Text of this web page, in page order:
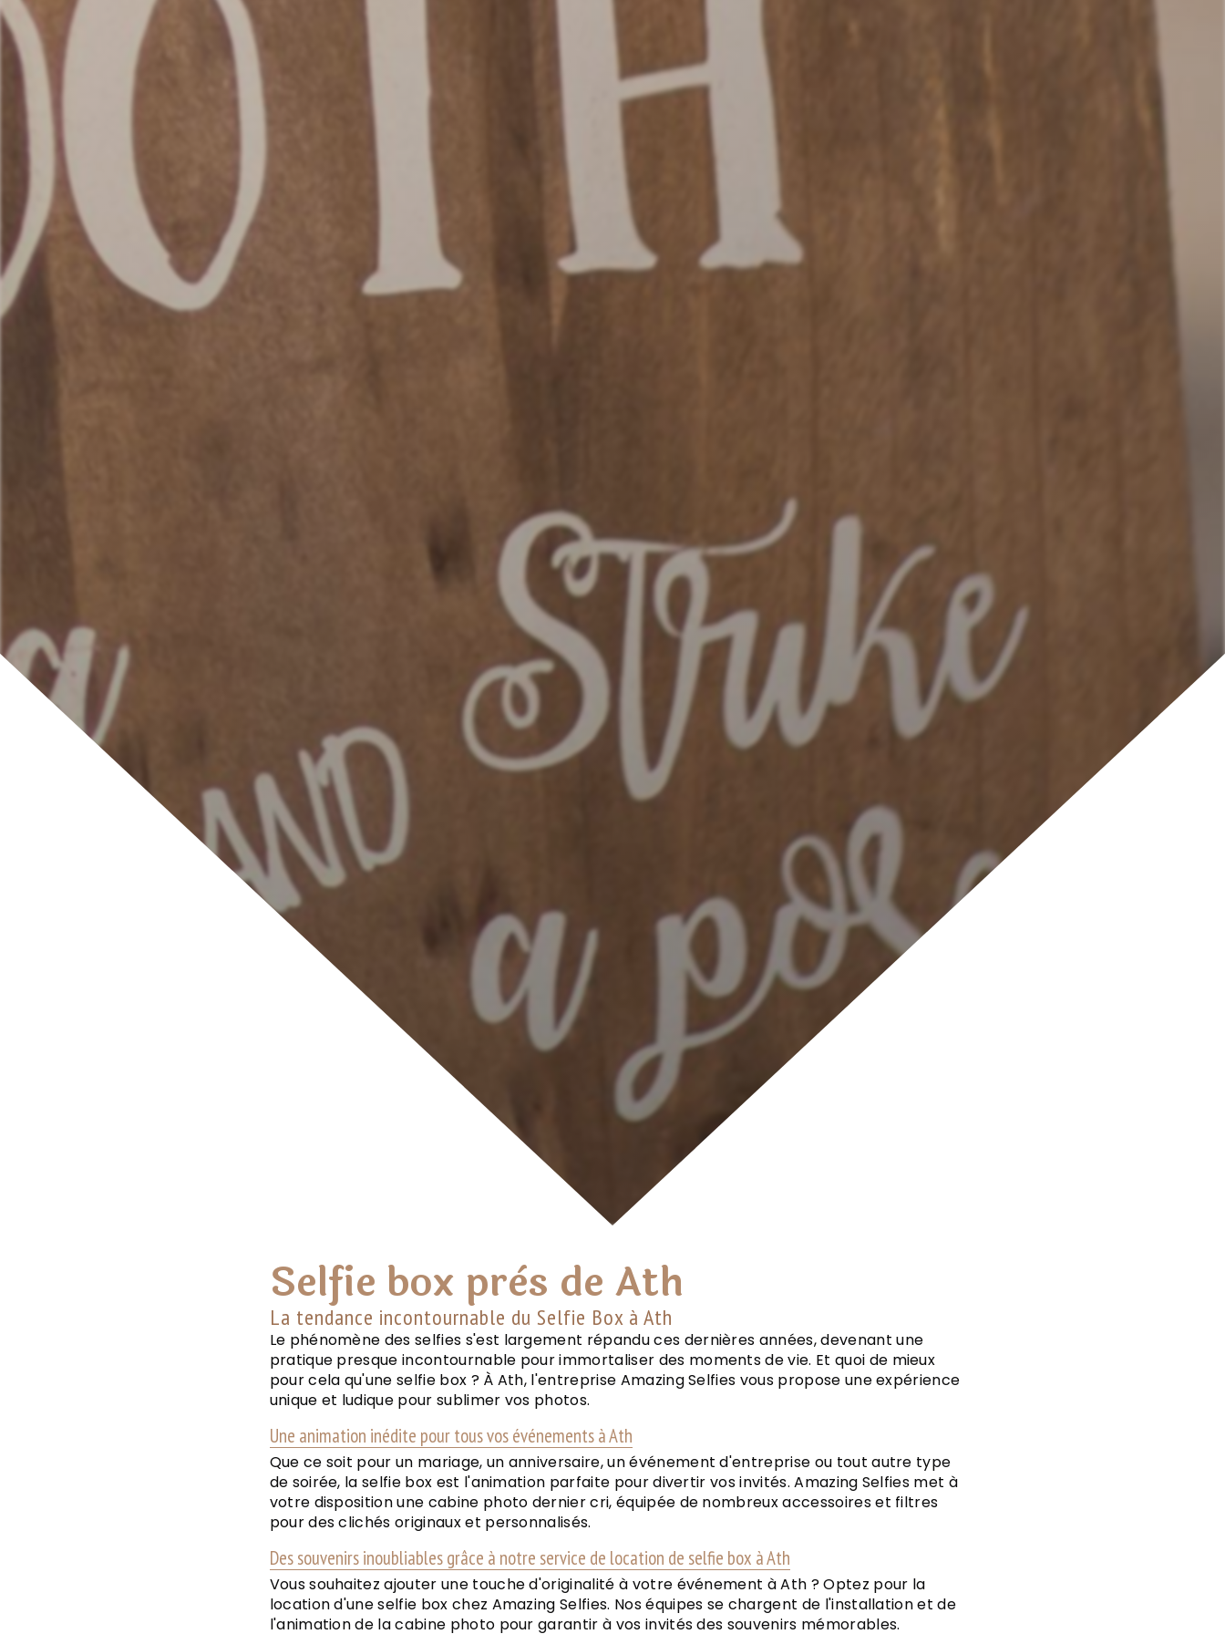
Selfie box près de Ath
La tendance incontournable du Selfie Box à Ath
Le phénomène des selfies s'est largement répandu ces dernières années, devenant une
pratique presque incontournable pour immortaliser des moments de vie. Et quoi de mieux
pour cela qu'une selfie box ? À Ath, l'entreprise Amazing Selfies vous propose une expérience
unique et ludique pour sublimer vos photos.
Une animation inédite pour tous vos événements à Ath
Que ce soit pour un mariage, un anniversaire, un événement d'entreprise ou tout autre type
de soirée, la selfie box est l'animation parfaite pour divertir vos invités. Amazing Selfies met à
votre disposition une cabine photo dernier cri, équipée de nombreux accessoires et filtres
pour des clichés originaux et personnalisés.
Des souvenirs inoubliables grâce à notre service de location de selfie box à Ath
Vous souhaitez ajouter une touche d'originalité à votre événement à Ath ? Optez pour la
location d'une selfie box chez Amazing Selfies. Nos équipes se chargent de l'installation et de
l'animation de la cabine photo pour garantir à vos invités des souvenirs mémorables.